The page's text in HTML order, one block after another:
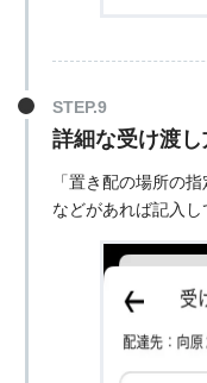
詳細な受け渡し
「置き配の場所の
などがあれば記入し